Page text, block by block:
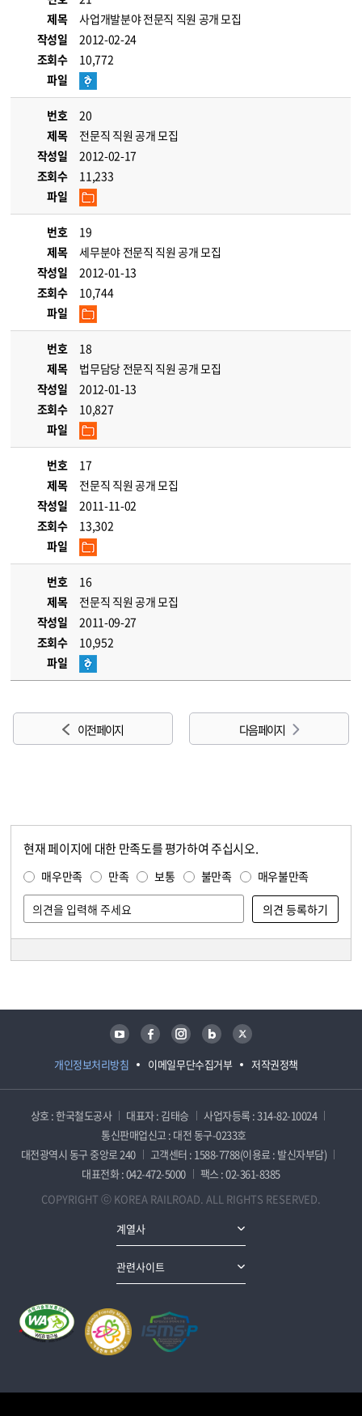
제목
사업개발분야 전문직 직원 공개 모집
작성일
2012-02-24
조회수
10,772
파일
번호
20
제목
전문직 직원 공개 모집
작성일
2012-02-17
조회수
11,233
파일
번호
19
제목
세무분야 전문직 직원 공개 모집
작성일
2012-01-13
조회수
10,744
파일
번호
18
제목
법무담당 전문직 직원 공개 모집
작성일
2012-01-13
조회수
10,827
파일
번호
17
제목
전문직 직원 공개 모집
작성일
2011-11-02
조회수
13,302
파일
번호
16
제목
전문직 직원 공개 모집
작성일
2011-09-27
조회수
10,952
파일
이전 페이지 다음 페이지
현재 페이지에 대한 만족도를 평가하여 주십시오.
매우만족 만족 보통 불만족 매우불만족
개인정보처리방침 이메일무단수집거부 저작권정책
유튜브 페이스북 인스타그램 블로그 트위터
상호 : 한국철도공사 대표자 : 김태승
사업자등록 : 314-82-10024
통신판매업신고 : 대전 동구-0233호
대전광역시 동구 중앙로 240
고객센터 : 1588-7788(이용료 : 발신자부담)
대표전화 : 042-472-5000
팩스 : 02-361-8385
COPYRIGHT ⓒ KOREA RAILROAD. ALL RIGHTS RESERVED.
계열사
관련사이트